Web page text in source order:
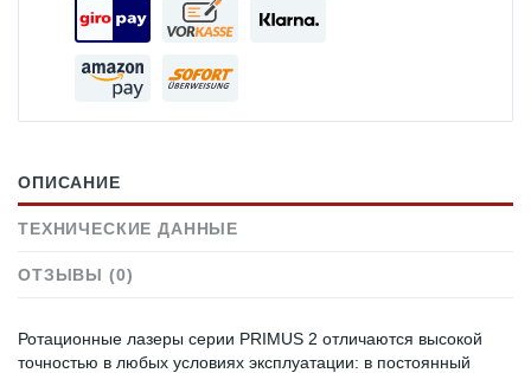
ОПИСАНИЕ
ТЕХНИЧЕСКИЕ ДАННЫЕ
ОТЗЫВЫ (0)
Ротационные лазеры серии PRIMUS 2 отличаются высокой
точностью в любых условиях эксплуатации: в постоянный